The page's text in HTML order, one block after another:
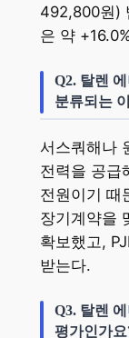
492,800원)
은 약
Q2. 탈렌
분류되는
서스쿼해나
전력을 공급
전원이기 때
장기계약을
확보했고,
받는다.
Q3. 탈렌
평가인가요